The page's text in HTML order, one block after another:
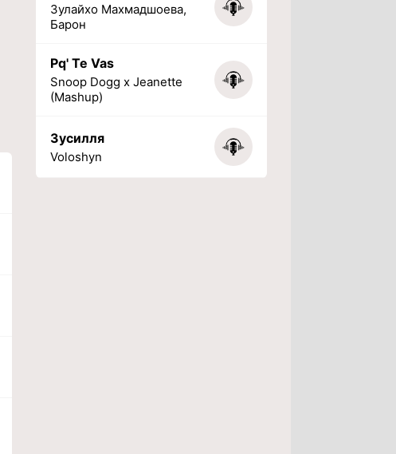
Зулайхо Махмадшоева,
Барон
Pq' Te Vas
Snoop Dogg x Jeanette
(Mashup)
Зусилля
Voloshyn